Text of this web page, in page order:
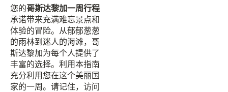
您的哥斯达黎加一周行程
承诺带来充满难忘景点和
体验的冒险。从郁郁葱葱
的雨林到迷人的海滩，哥
斯达黎加为每个人提供了
丰富的选择。利用本指南
充分利用您在这个美丽国
家的一周。请记住，访问